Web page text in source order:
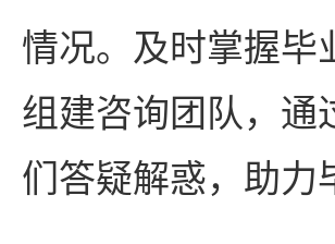
情况。及时掌握毕
组建咨询团队，通
们答疑解惑，助力